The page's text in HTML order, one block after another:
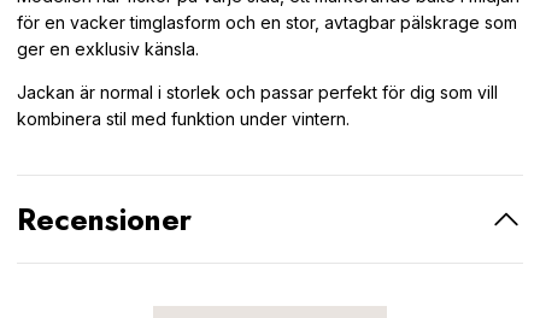
för en vacker timglasform och en stor, avtagbar pälskrage som
ger en exklusiv känsla.
Jackan är normal i storlek och passar perfekt för dig som vill
kombinera stil med funktion under vintern.
Recensioner